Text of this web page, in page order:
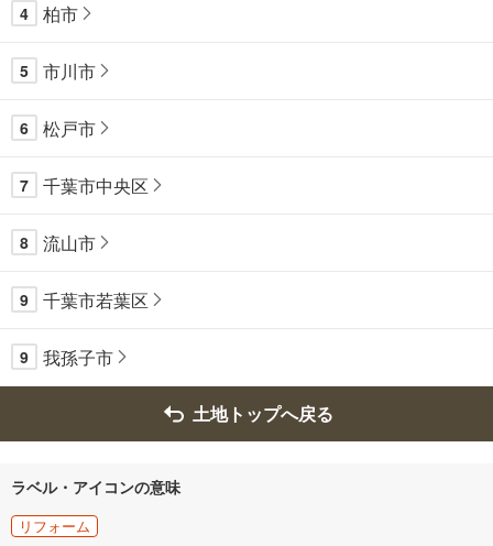
4 柏市
5 市川市
6 松戸市
7 千葉市中央区
8 流山市
9 千葉市若葉区
9 我孫子市
土地トップへ戻る
ラベル・アイコンの意味
リフォーム